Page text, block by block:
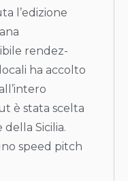
l’edizione
rendez-
ha accolto
è stata scelta
Sicilia.
speed pitch